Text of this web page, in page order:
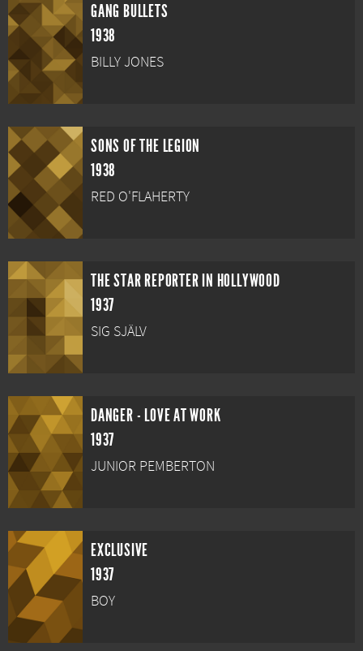
GANG BULLETS
1938
BILLY JONES
SONS OF THE LEGION
1938
RED O'FLAHERTY
THE STAR REPORTER IN HOLLYWOOD
1937
SIG SJÄLV
DANGER - LOVE AT WORK
1937
JUNIOR PEMBERTON
EXCLUSIVE
1937
BOY